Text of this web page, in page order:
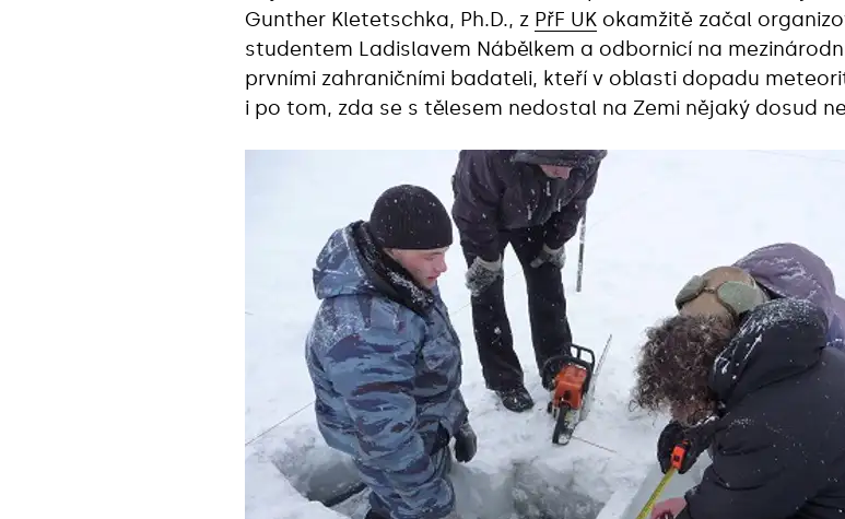
Gunther Kletetschka, Ph.D., z PřF UK okamžitě začal
studentem Ladislavem Nábělkem a odbornicí na
prvními zahraničními badateli, kteří v oblasti dopadu
i po tom, zda se s tělesem nedostal na Zemi nějaký dosud